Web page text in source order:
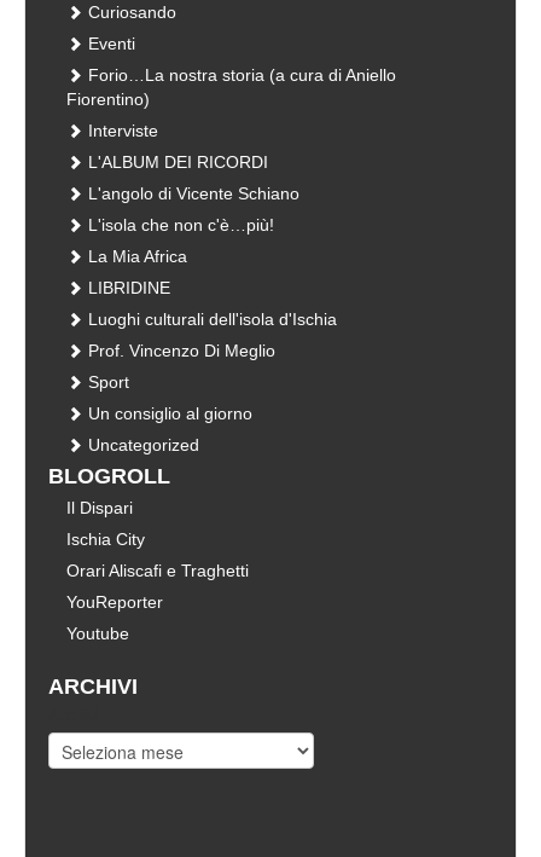
Curiosando
Eventi
Forio…La nostra storia (a cura di Aniello
Fiorentino)
Interviste
L'ALBUM DEI RICORDI
L'angolo di Vicente Schiano
L'isola che non c'è…più!
La Mia Africa
LIBRIDINE
Luoghi culturali dell'isola d'Ischia
Prof. Vincenzo Di Meglio
Sport
Un consiglio al giorno
Uncategorized
BLOGROLL
Il Dispari
Ischia City
Orari Aliscafi e Traghetti
YouReporter
Youtube
ARCHIVI